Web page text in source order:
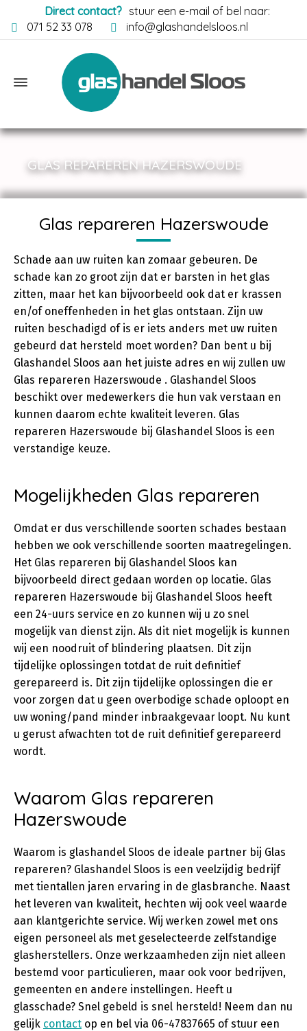
Direct contact? stuur een e-mail of bel naar:
071 52 33 078
info@glashandelsloos.nl
GLAS REPAREREN HAZERSWOUDE
Glas repareren Hazerswoude
Schade aan uw ruiten kan zomaar gebeuren. De
schade kan zo groot zijn dat er barsten in het glas
zitten, maar het kan bijvoorbeeld ook dat er krassen
en/of oneffenheden in het glas ontstaan. Zijn uw
ruiten beschadigd of is er iets anders met uw ruiten
gebeurd dat hersteld moet worden? Dan bent u bij
Glashandel Sloos aan het juiste adres en wij zullen uw
Glas repareren Hazerswoude . Glashandel Sloos
beschikt over medewerkers die hun vak verstaan en
kunnen daarom echte kwaliteit leveren. Glas
repareren Hazerswoude bij Glashandel Sloos is een
verstandige keuze.
Mogelijkheden Glas repareren
Omdat er dus verschillende soorten schades bestaan
hebben we ook verschillende soorten maatregelingen.
Het Glas repareren bij Glashandel Sloos kan
bijvoorbeeld direct gedaan worden op locatie. Glas
repareren Hazerswoude bij Glashandel Sloos heeft
een 24-uurs service en zo kunnen wij u zo snel
mogelijk van dienst zijn. Als dit niet mogelijk is kunnen
wij een noodruit of blindering plaatsen. Dit zijn
tijdelijke oplossingen totdat de ruit definitief
gerepareerd is. Dit zijn tijdelijke oplossingen die er
voor zorgen dat u geen overbodige schade oploopt en
uw woning/pand minder inbraakgevaar loopt. Nu kunt
u gerust afwachten tot de ruit definitief gerepareerd
wordt.
Waarom Glas repareren
Hazerswoude
Waarom is glashandel Sloos de ideale partner bij Glas
repareren? Glashandel Sloos is een veelzijdig bedrijf
met tientallen jaren ervaring in de glasbranche. Naast
het leveren van kwaliteit, hechten wij ook veel waarde
aan klantgerichte service. Wij werken zowel met ons
eigen personeel als met geselecteerde zelfstandige
glasherstellers. Onze werkzaamheden zijn niet alleen
bestemd voor particulieren, maar ook voor bedrijven,
gemeenten en andere instellingen. Heeft u
glasschade? Snel gebeld is snel hersteld! Neem dan nu
gelijk contact op en bel via 06-47837665 of stuur een